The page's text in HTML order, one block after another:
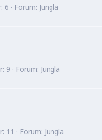
6 Forum: Jungla
9 Forum: Jungla
11 Forum: Jungla